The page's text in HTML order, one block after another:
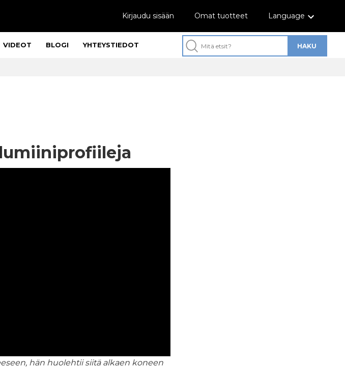
Kirjaudu sisään Omat tuotteet Language
VIDEOT BLOGI YHTEYSTIEDOT
hän huolehtii siitä alkaen koneen